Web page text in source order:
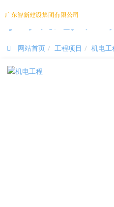
尊时凯龙人生
网站首页 工程项目 机电工